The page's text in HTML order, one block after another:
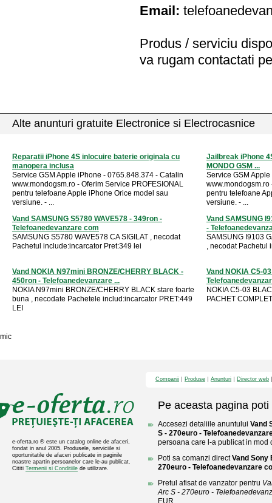
Email:
Produs / serviciu
va rugam contactati
Alte anunturi gratuite Electronice si Electrocasnice
Reparatii iPhone 4S inlocuire baterie originala cu
manopera inclusa
Service GSM Apple iPhone - 0765.848.374 - Catalin
www.mondogsm.ro - Oferim Service PROFESIONAL
pentru telefoane Apple iPhone Orice model sau
versiune. - ...
Jailbreak iPhone
MONDO GSM ...
Service GSM
www.mondogsm.ro
pentru telefoane
versiune. - ...
Vand SAMSUNG S5780 WAVE578 - 349ron -
Telefoanedevanzare com
SAMSUNG S5780 WAVE578 CA SIGILAT , necodat
Pachetul include:incarcator Pret:349 lei
Vand SAMSUNG
-
SAMSUNG I9103
, necodat Pachetul
Vand NOKIA N97mini BRONZE/CHERRY BLACK -
450ron - Telefoanedevanzare ...
NOKIA N97mini BRONZE/CHERRY BLACK stare foarte
buna , necodate Pachetele includ:incarcator PRET:449
LEI
Vand NOKIA C5-
NOKIA C5-03
PACHET
mic
e-oferta.ro ® este un catalog online de afaceri,
fondat in anul 2005. Produsele, serviciile si
oportunitatile de afaceri publicate in paginile
noastre apartin persoanelor care le-au publicat.
Cititi Termenii si Conditiile de utilizare.
Companii Produse Anunturi Director web
Pe aceasta pagina poti
Accesezi detaliile anuntului Vand
S - 270euro -
persoana care l-a publicat in mod
Poti sa comanzi directVand Sony
270euro - Telefoanedevanzare
Pretul afisat de vanzator pentru
Arc S - 270euro -
EUR.